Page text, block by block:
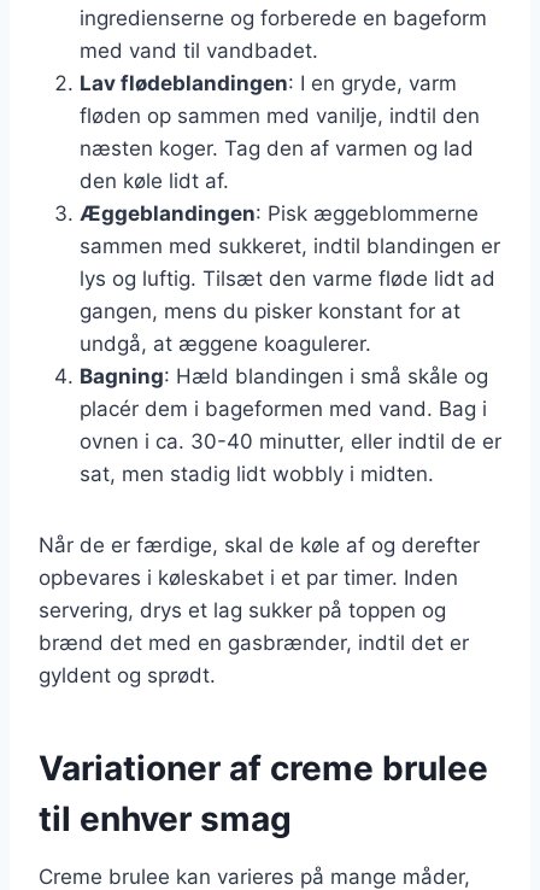
ingredienserne og forberede en bageform
med vand til vandbadet.
Lav flødeblandingen: I en gryde, varm
fløden op sammen med vanilje, indtil den
næsten koger. Tag den af varmen og lad
den køle lidt af.
Æggeblandingen: Pisk æggeblommerne
sammen med sukkeret, indtil blandingen er
lys og luftig. Tilsæt den varme fløde lidt ad
gangen, mens du pisker konstant for at
undgå, at æggene koagulerer.
Bagning: Hæld blandingen i små skåle og
placér dem i bageformen med vand. Bag i
ovnen i ca. 30-40 minutter, eller indtil de er
sat, men stadig lidt wobbly i midten.
Når de er færdige, skal de køle af og derefter
opbevares i køleskabet i et par timer. Inden
servering, drys et lag sukker på toppen og
brænd det med en gasbrænder, indtil det er
gyldent og sprødt.
Variationer af creme brulee
til enhver smag
Creme brulee kan varieres på mange måder,